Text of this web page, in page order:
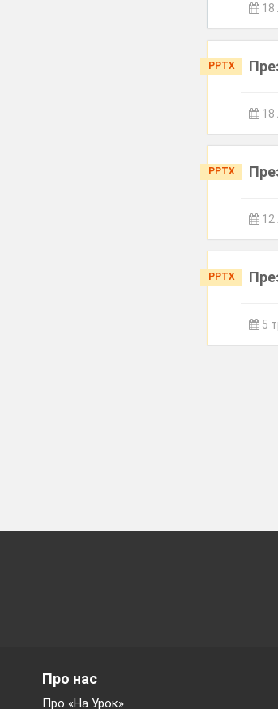
18
PPTX
18
PPTX
12
PPTX
5
Про нас
Про «На Урок»